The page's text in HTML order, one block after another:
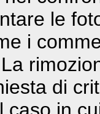
le
i
di